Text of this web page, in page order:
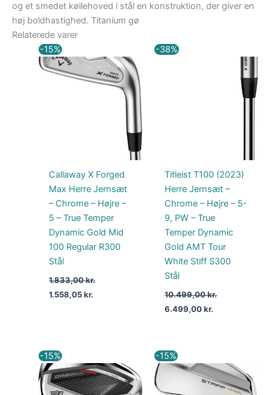
og et smedet køllehoved i stål en konstruktion, der giver en
høj boldhastighed. Titanium gø
Relaterede varer
-15%
Callaway X Forged
Max Herre Jernsæt
– Chrome – Højre –
5 – True Temper
Dynamic Gold Mid
100 Regular R300
Stål
1.833,00kr.
Den
oprindelige
pris
var:
1.558,05kr.
aktuelle
pris
er:
1.558,05 kr..
-38%
Titleist T100 (2023)
Herre Jernsæt –
Chrome – Højre – 5-
9, PW – True
Temper Dynamic
Gold AMT Tour
White Stiff S300
Stål
10.499,00kr.
Den
oprindelige
6.499,00kr.
aktuelle
6.499,00 kr..
-15%
Den
oprindelige
pris
var:
aktuelle
pris
er:
-15%
Den
oprindelige aktuelle
pris
er: